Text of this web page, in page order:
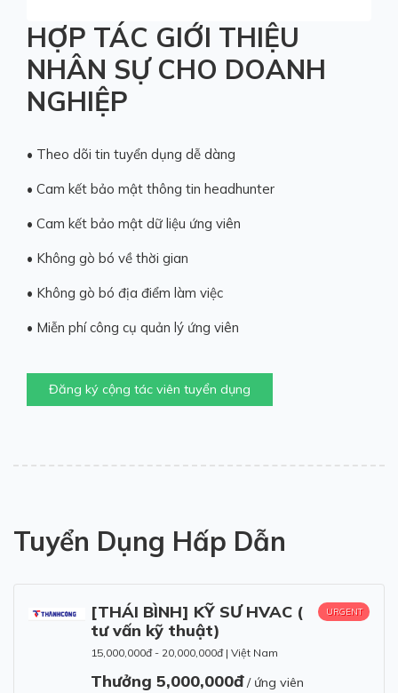
HỢP TÁC GIỚI THIỆU
NHÂN SỰ CHO DOANH
NGHIỆP
• Theo dõi tin tuyển dụng dễ dàng
• Cam kết bảo mật thông tin headhunter
• Cam kết bảo mật dữ liệu ứng viên
• Không gò bó về thời gian
• Không gò bó địa điểm làm việc
• Miễn phí công cụ quản lý ứng viên
Đăng ký cộng tác viên tuyển dụng
Tuyển Dụng Hấp Dẫn
[THÁI BÌNH] KỸ SƯ HVAC (
tư vấn kỹ thuật)
15,000,000đ - 20,000,000đ | Việt Nam
Thưởng 5,000,000đ/ ứng viên
URGENT